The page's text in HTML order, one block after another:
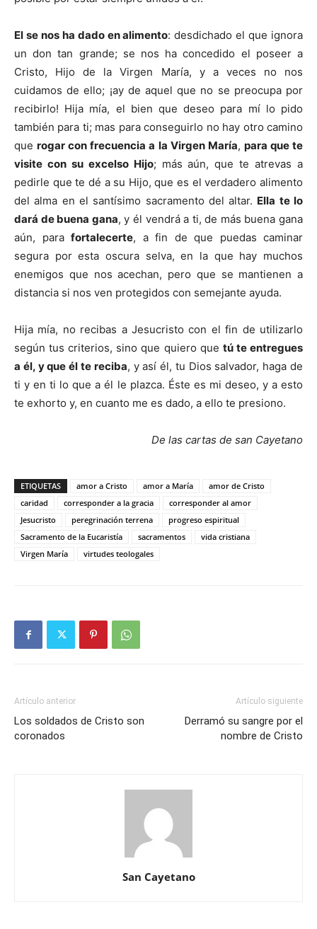
El se nos ha dado en alimento: desdichado el que igno­ra
un don tan grande; se nos ha concedido el poseer a
Cristo, Hijo de la Virgen María, y a veces no nos
cuidamos ­de ello; ¡ay de aquel que no se preocupa por
recibirlo! ­Hija mía, el bien que deseo para mí lo pido
también para ti; mas para conseguirlo no hay otro camino
querogar con frecuencia a la Virgen María, para que te
visite con su excelso Hijo; más aún, que te atrevas a
pedirle que te dé a su Hijo, que es el verdadero alimento
del alma en el santísimo sacramento del altar. Ella te lo
dará de buena gana, y él vendrá a ti, de más buena gana
aún, para fortalecerte, a fin de que puedas caminar
segura por esta oscura selva, en la que hay muchos
enemigos que nos acechan, pero que se mantienen a
distancia si nos ven protegidos con semejante ayuda.
Hija mía, no recibas a Jesucristo con el fin de utilizarlo
según tus criterios, sino que quiero que tú te entregues
a él, y que él te reciba, y así él, tu Dios salvador, haga de
ti y en ti lo que a él le plazca. Éste es mi deseo, y a esto
te exhorto y, en cuanto me es dado, a ello te presiono.
De las cartas de san Cayetano
ETIQUETAS amor a Cristo amor a María
amor de Cristo
caridad
corresponder a la gracia
corresponder al amor
Jesucristo
peregrinación terrena
progreso espiritual
Sacramento de la Eucaristía
sacramentos
vida cristiana
Virgen María
virtudes teologales
Artículo anterior
Los soldados de Cristo son
coronados
Artículo siguiente
Derramó su sangre por el
nombre de Cristo
San Cayetano